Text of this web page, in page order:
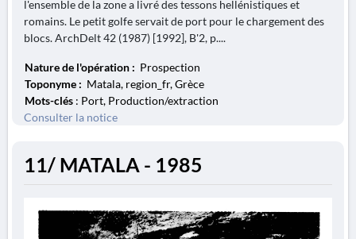
l'ensemble de la zone a livré des tessons hellénistiques et
romains. Le petit golfe servait de port pour le chargement des
blocs. ArchDelt 42 (1987) [1992], B'2, p....
Nature de l'opération : Prospection
Toponyme : Matala, region_fr, Grèce
Mots-clés : Port, Production/extraction
Consulter la notice
11/ MATALA - 1985